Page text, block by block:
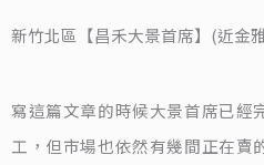
新竹北區【昌禾大景首席】(近金
寫這篇文章的時候大景首席已經
工，但市場也依然有幾間正在賣